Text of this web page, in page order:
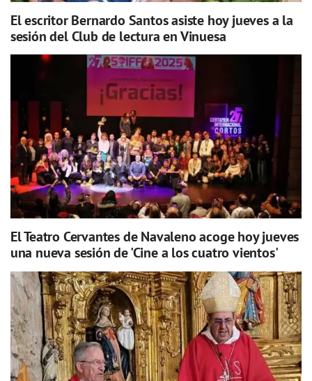
El escritor Bernardo Santos asiste hoy jueves a la
sesión del Club de lectura en Vinuesa
El Teatro Cervantes de Navaleno acoge hoy jueves
una nueva sesión de 'Cine a los cuatro vientos'